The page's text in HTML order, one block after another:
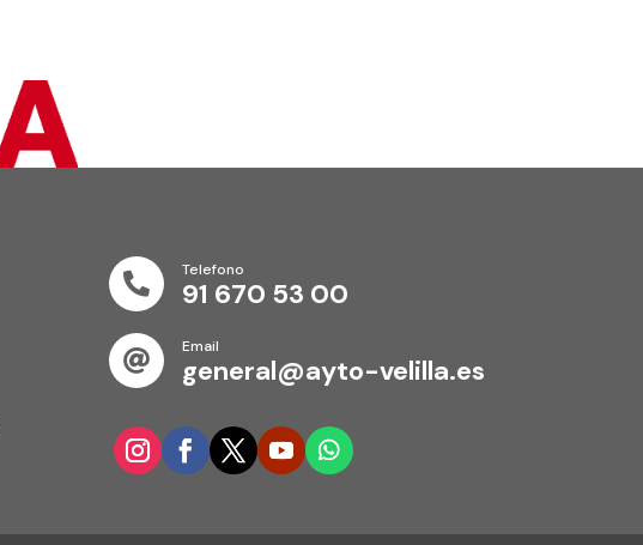

Telefono
91 670 53 00

Email
general@ayto-velilla.es